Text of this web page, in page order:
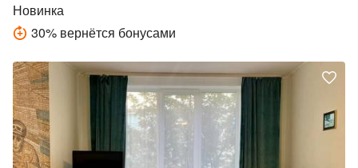
Новинка
30% вернётся бонусами